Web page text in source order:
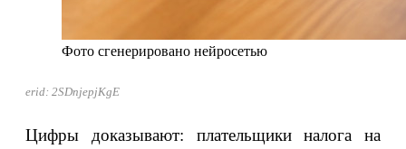
Фото сгенерировано нейросетью
erid: 2SDnjepjKgE
Цифры доказывают: плательщики налога на